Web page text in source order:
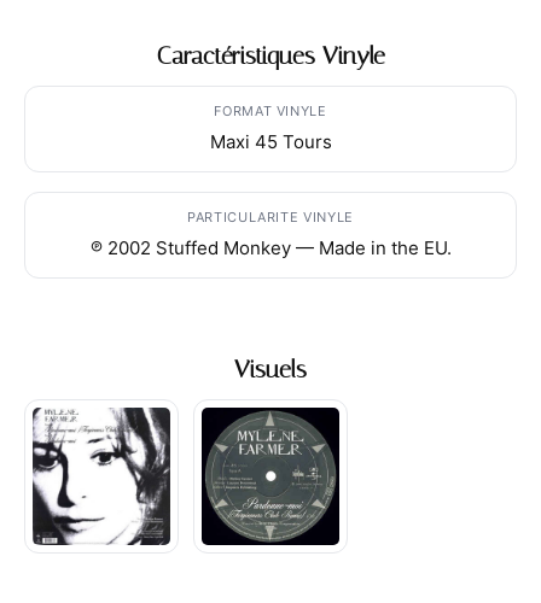
Caractéristiques Vinyle
FORMAT VINYLE
Maxi 45 Tours
PARTICULARITE VINYLE
℗ 2002 Stuffed Monkey — Made in the EU.
Visuels